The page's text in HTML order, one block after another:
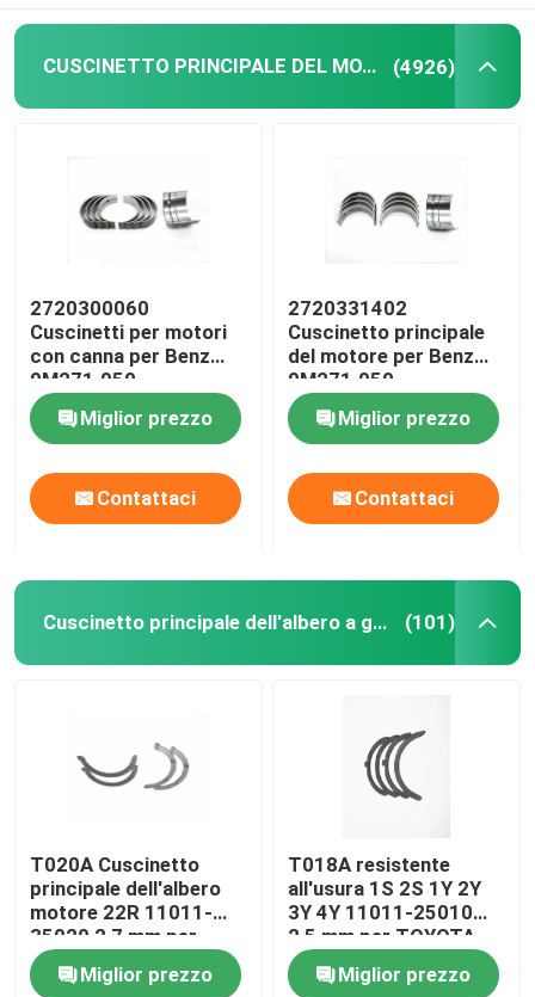
Anelli di controllo olio
CUSCINETTO PRINCIPALE DEL MOTORE (4926)
2720300060
Cuscinetti per motori
con canna per Benz
0M271.950
Miglior prezzo
Contattaci
2720331402
Cuscinetto principale
del motore per Benz
0M271.950
2.5/3.0/3.5L
Antifriczione
Miglior prezzo
Contattaci
Cuscinetto principale dell'albero a gomito (101)
T020A Cuscinetto
principale dell'albero
motore 22R 11011-
35020 2,7 mm per
resistenza alle alte
temperature TOYOTA
Miglior prezzo
T018A resistente
all'usura 1S 2S 1Y 2Y
3Y 4Y 11011-25010
2,5 mm per TOYOTA
Miglior prezzo